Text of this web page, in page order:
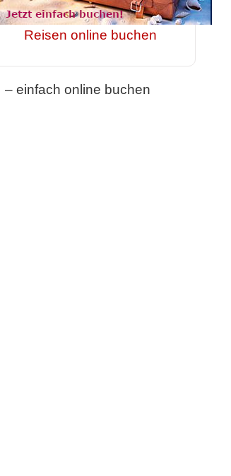
Reisen online buchen
– einfach online buchen